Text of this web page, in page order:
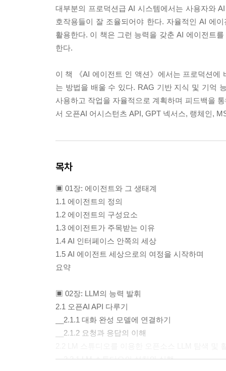
대부분의 프로덕션급 AI 시스템에서는 사용자와
호작용들이 잘 조율되어야 한다. 자율적인 AI 에
활용한다. 이 책은 그런 능력을 갖춘 AI 에이전트
한다.
이 책 《AI 에이전트 인 액션》에서는 프로덕션에
는 방법을 배울 수 있다. RAG 기반 지식 및 기억
사용하고 작업을 자율적으로 계획하며 피드백을
서 오픈AI 어시스턴츠 API, GPT 넥서스, 랭체인,
목차
▣ 01장: 에이전트와 그 생태계
1.1 에이전트의 정의
1.2 에이전트의 구성요소
1.3 에이전트가 주목받는 이유
1.4 AI 인터페이스 안쪽의 세상
1.5 AI 에이전트 세상으로의 여정을 시작하며
요약
▣ 02장: LLM의 능력 발휘
2.1 오픈AI API 다루기
__2.1.1 대화 완성 모델에 연결하기
__2.1.2 요청과 응답의 이해
__2.2.1 LM 스튜디오의 설치와 실행